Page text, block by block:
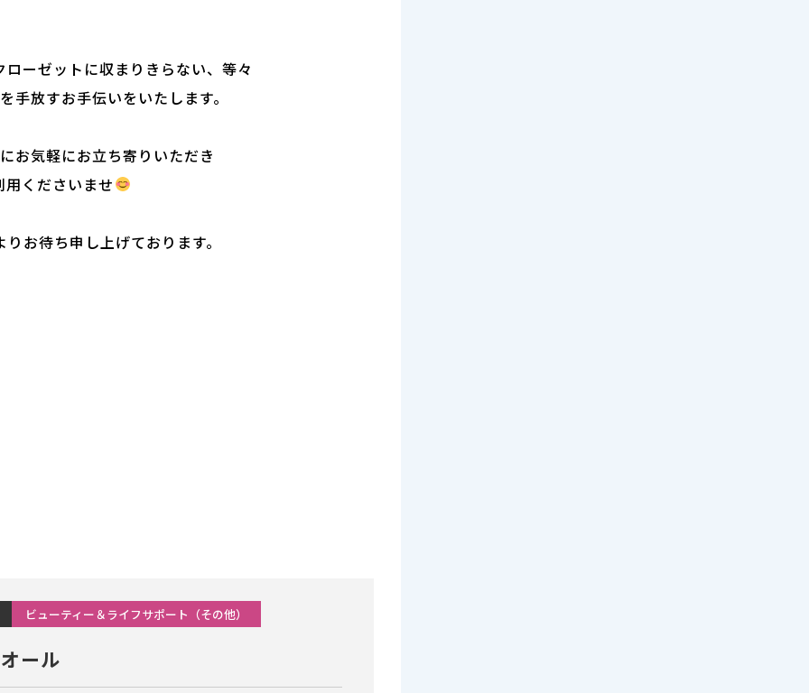
ーゼットに収まりきらない、等々
手放すお手伝いをいたします。
お気軽にお立ち寄りいただき
用くださいませ
お待ち申し上げております。
ビューティー＆ライフサポート（その他）
ール